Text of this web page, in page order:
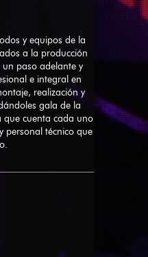
y equipos de la
a la producción
paso adelante y
e integral en
realización y
gala de la
que cuenta cada uno
personal técnico que